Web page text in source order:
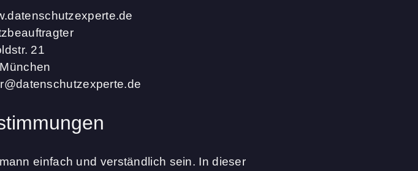
21
einfach und verständlich sein. In dieser